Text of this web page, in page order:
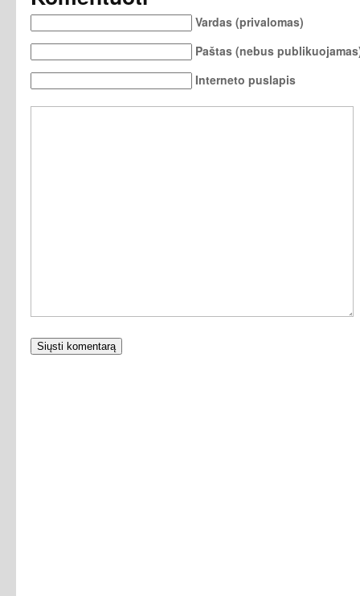
Vardas (privalomas)
Paštas (nebus
Interneto puslapis